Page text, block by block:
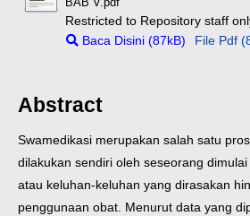
BAB V.pdf
Restricted to Repository staff
Baca Disini (87kB)
File Pdf
Abstract
Swamedikasi merupakan salah satu
dilakukan sendiri oleh seseorang
atau keluhan-keluhan yang dirasakan
penggunaan obat. Menurut data yang